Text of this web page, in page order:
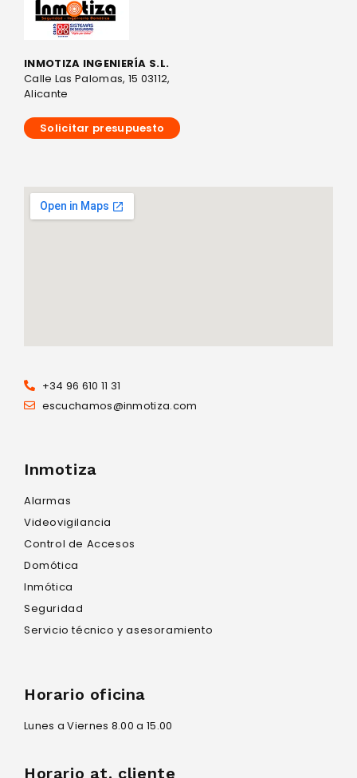
INMOTIZA INGENIERÍA S.L.
Calle Las Palomas, 15 03112,
Alicante
Solicitar presupuesto
+34 96 610 11 31
escuchamos@inmotiza.com
Inmotiza
Alarmas
Videovigilancia
Control de Accesos
Domótica
Inmótica
Seguridad
Servicio técnico y asesoramiento
Horario oficina
Lunes a Viernes 8.00 a 15.00
Horario at. cliente